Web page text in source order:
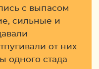
с выпасом
сильные и
от них
одного стада